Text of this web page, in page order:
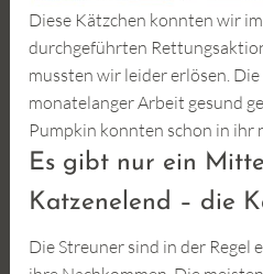
Diese Kätzchen konnten wir
durchgeführten
mussten wir leider erlösen.
monatelanger Arbeit gesund
Pumpkin konnten schon in ihr
Es gibt nur ein
Katzenelend – die
Die Streuner sind in der Regel